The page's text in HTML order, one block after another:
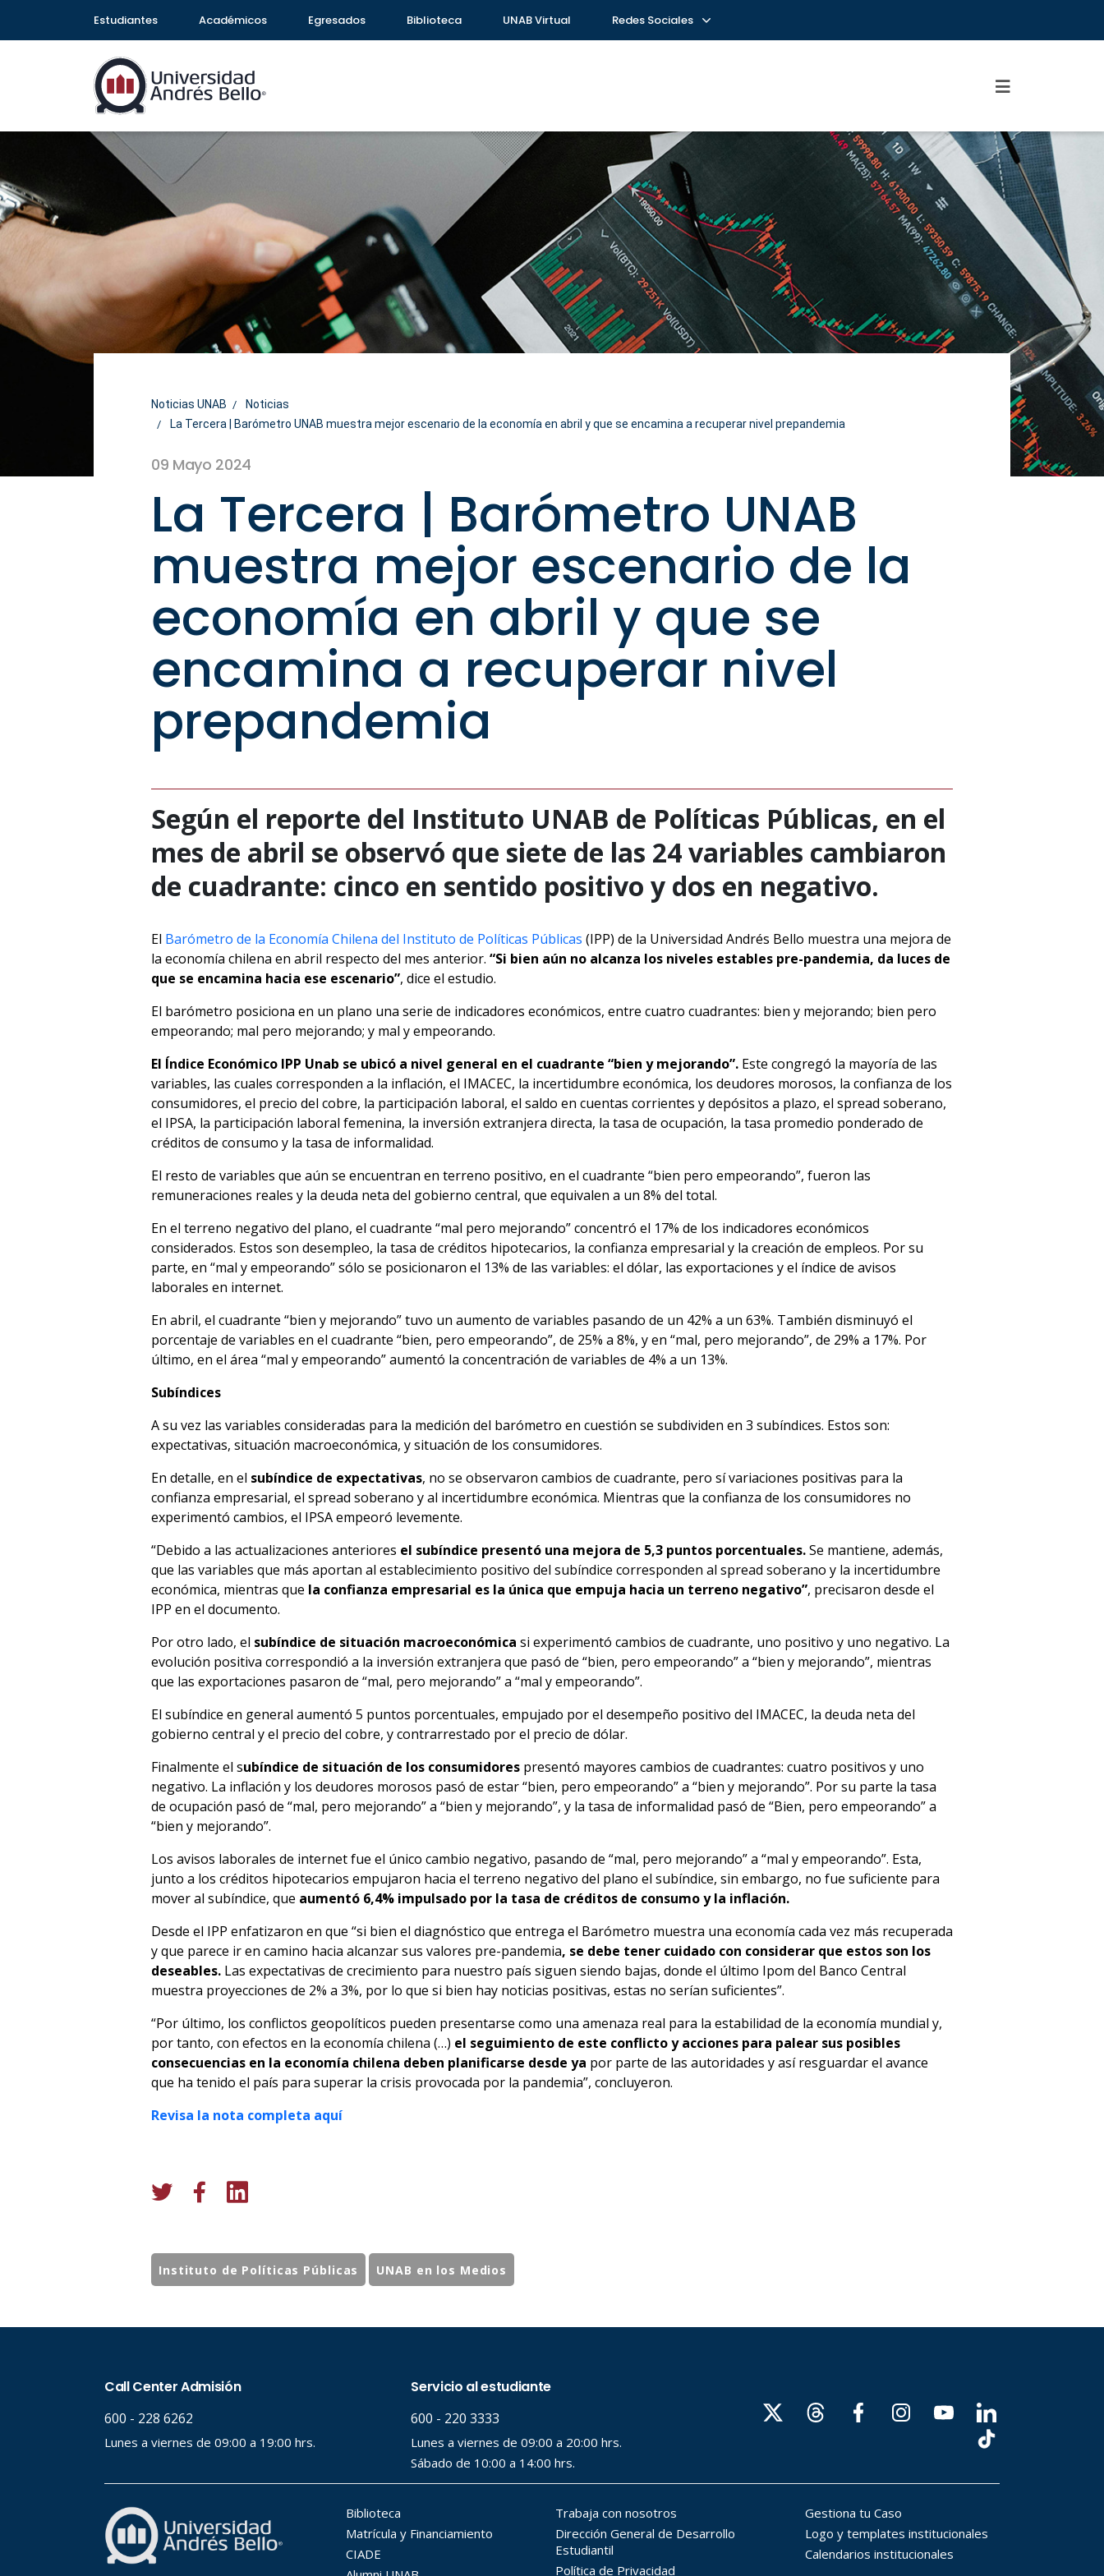
Estudiantes Académicos Egresados Biblioteca UNAB Virtual Redes Sociales
Noticias UNAB
Noticias
La Tercera | Barómetro UNAB muestra mejor escenario de la economía en abril y que se encamina a recuperar nivel prepandemia
09 Mayo 2024
La Tercera | Barómetro UNAB
muestra mejor escenario de la
economía en abril y que se
encamina a recuperar nivel
prepandemia
Según el reporte del Instituto UNAB de Políticas Públicas, en el
mes de abril se observó que siete de las 24 variables cambiaron
de cuadrante: cinco en sentido positivo y dos en negativo.
El Barómetro de la Economía Chilena del Instituto de Políticas Públicas (IPP) de la Universidad Andrés Bello muestra una mejora de
la economía chilena en abril respecto del mes anterior. “Si bien aún no alcanza los niveles estables pre-pandemia, da luces de
que se encamina hacia ese escenario”, dice el estudio.
El barómetro posiciona en un plano una serie de indicadores económicos, entre cuatro cuadrantes: bien y mejorando; bien pero
empeorando; mal pero mejorando; y mal y empeorando.
El Índice Económico IPP Unab se ubicó a nivel general en el cuadrante “bien y mejorando”. Este congregó la mayoría de las
variables, las cuales corresponden a la inflación, el IMACEC, la incertidumbre económica, los deudores morosos, la confianza de los
consumidores, el precio del cobre, la participación laboral, el saldo en cuentas corrientes y depósitos a plazo, el spread soberano,
el IPSA, la participación laboral femenina, la inversión extranjera directa, la tasa de ocupación, la tasa promedio ponderado de
créditos de consumo y la tasa de informalidad.
El resto de variables que aún se encuentran en terreno positivo, en el cuadrante “bien pero empeorando”, fueron las
remuneraciones reales y la deuda neta del gobierno central, que equivalen a un 8% del total.
En el terreno negativo del plano, el cuadrante “mal pero mejorando” concentró el 17% de los indicadores económicos
considerados. Estos son desempleo, la tasa de créditos hipotecarios, la confianza empresarial y la creación de empleos. Por su
parte, en “mal y empeorando” sólo se posicionaron el 13% de las variables: el dólar, las exportaciones y el índice de avisos
laborales en internet.
En abril, el cuadrante “bien y mejorando” tuvo un aumento de variables pasando de un 42% a un 63%. También disminuyó el
porcentaje de variables en el cuadrante “bien, pero empeorando”, de 25% a 8%, y en “mal, pero mejorando”, de 29% a 17%. Por
último, en el área “mal y empeorando” aumentó la concentración de variables de 4% a un 13%.
Subíndices
A su vez las variables consideradas para la medición del barómetro en cuestión se subdividen en 3 subíndices. Estos son:
expectativas, situación macroeconómica, y situación de los consumidores.
En detalle, en el subíndice de expectativas, no se observaron cambios de cuadrante, pero sí variaciones positivas para la
confianza empresarial, el spread soberano y al incertidumbre económica. Mientras que la confianza de los consumidores no
experimentó cambios, el IPSA empeoró levemente.
“Debido a las actualizaciones anteriores el subíndice presentó una mejora de 5,3 puntos porcentuales.Se mantiene, además,
que las variables que más aportan al establecimiento positivo del subíndice corresponden al spread soberano y la incertidumbre
económica, mientras que la confianza empresarial es la única que empuja hacia un terreno negativo”, precisaron desde el
IPP en el documento.
Por otro lado, el subíndice de situación macroeconómica si experimentó cambios de cuadrante, uno positivo y uno negativo. La
evolución positiva correspondió a la inversión extranjera que pasó de “bien, pero empeorando” a “bien y mejorando”, mientras
que las exportaciones pasaron de “mal, pero mejorando” a “mal y empeorando”.
El subíndice en general aumentó 5 puntos porcentuales, empujado por el desempeño positivo del IMACEC, la deuda neta del
gobierno central y el precio del cobre, y contrarrestado por el precio de dólar.
Finalmente el subíndice de situación de los consumidores presentó mayores cambios de cuadrantes: cuatro positivos y uno
negativo. La inflación y los deudores morosos pasó de estar “bien, pero empeorando” a “bien y mejorando”. Por su parte la tasa
de ocupación pasó de “mal, pero mejorando” a “bien y mejorando”, y la tasa de informalidad pasó de “Bien, pero empeorando” a
“bien y mejorando”.
Los avisos laborales de internet fue el único cambio negativo, pasando de “mal, pero mejorando” a “mal y empeorando”. Esta,
junto a los créditos hipotecarios empujaron hacia el terreno negativo del plano el subíndice, sin embargo, no fue suficiente para
mover al subíndice, que aumentó 6,4% impulsado por la tasa de créditos de consumo y la inflación.
Desde el IPP enfatizaron en que “si bien el diagnóstico que entrega el Barómetro muestra una economía cada vez más recuperada
y que parece ir en camino hacia alcanzar sus valores pre-pandemia, se debe tener cuidado con considerar que estos son los
deseables. Las expectativas de crecimiento para nuestro país siguen siendo bajas, donde el último Ipom del Banco Central
muestra proyecciones de 2% a 3%, por lo que si bien hay noticias positivas, estas no serían suficientes”.
“Por último, los conflictos geopolíticos pueden presentarse como una amenaza real para la estabilidad de la economía mundial y,
por tanto, con efectos en la economía chilena (…) el seguimiento de este conflicto y acciones para palear sus posibles
consecuencias en la economía chilena deben planificarse desde ya por parte de las autoridades y así resguardar el avance
que ha tenido el país para superar la crisis provocada por la pandemia”, concluyeron.
Revisa la nota completa aquí
Instituto de Políticas Públicas UNAB en los Medios